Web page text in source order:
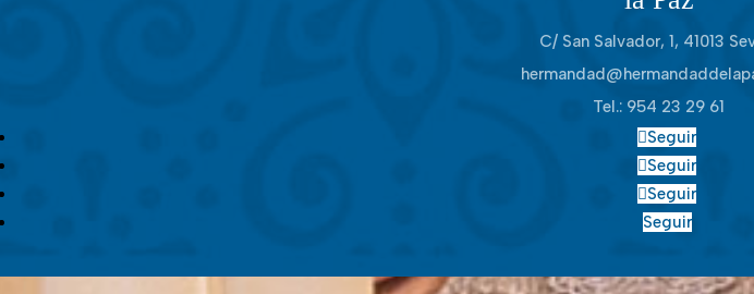
C/ San Salvador, 1, 41013
Tel.: 954 23 29 61
Seguir
Seguir
Seguir
Seguir